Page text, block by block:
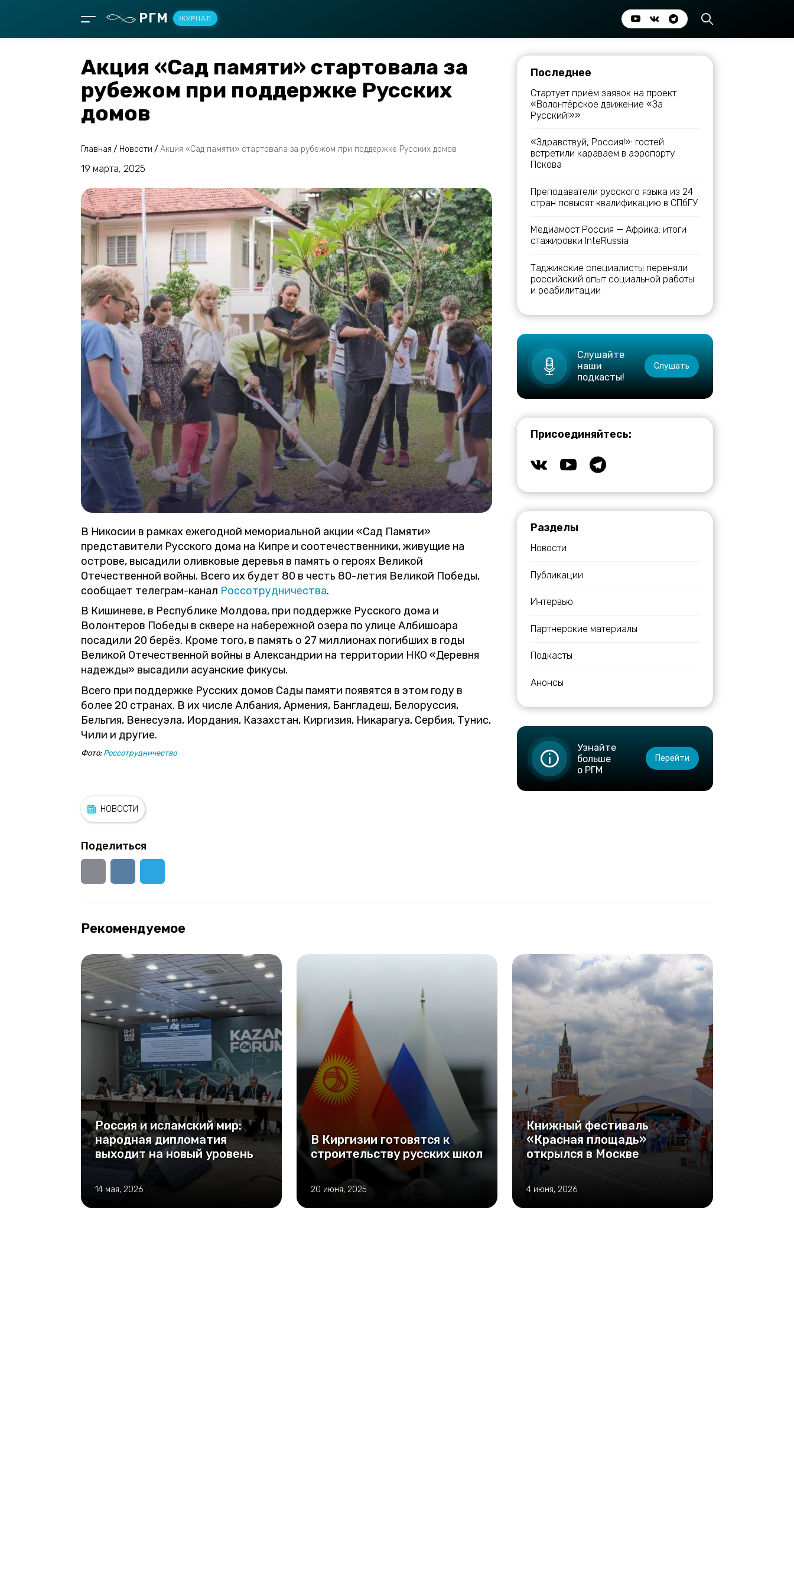
РГМ ЖУРНАЛ
Акция «Сад памяти» стартовала за
рубежом при поддержке Русских
домов
Главная / Новости / Акция «Сад памяти» стартовала за рубежом при поддержке Русских домов
19 марта, 2025
В Никосии в рамках ежегодной мемориальной акции «Сад Памяти»
представители Русского дома на Кипре и соотечественники, живущие на
острове, высадили оливковые деревья в память о героях Великой
Отечественной войны. Всего их будет 80 в честь 80-летия Великой Победы,
сообщает телеграм-канал Россотрудничества.
В Кишиневе, в Республике Молдова, при поддержке Русского дома и
Волонтеров Победы в сквере на набережной озера по улице Албишоара
посадили 20 берёз. Кроме того, в память о 27 миллионах погибших в годы
Великой Отечественной войны в Александрии на территории НКО «Деревня
надежды» высадили асуанские фикусы.
Всего при поддержке Русских домов Сады памяти появятся в этом году в
более 20 странах. В их числе Албания, Армения, Бангладеш, Белоруссия,
Бельгия, Венесуэла, Иордания, Казахстан, Киргизия, Никарагуа, Сербия, Тунис,
Чили и другие.
Фото: Россотрудничество
НОВОСТИ
Поделиться
Последнее
Стартует приём заявок на проект
«Волонтёрское движение «За
Русский!»»
«Здравствуй, Россия!»: гостей
встретили караваем в аэропорту
Пскова
Преподаватели русского языка из 24
стран повысят квалификацию в СПбГУ
Медиамост Россия — Африка: итоги
стажировки InteRussia
Таджикские специалисты переняли
российский опыт социальной работы
и реабилитации
Слушайте
наши
подкасты!
Слушать
Присоединяйтесь:
Разделы
Новости
Публикации
Интервью
Партнерские материалы
Подкасты
Анонсы
Узнайте
больше
о РГМ
Перейти
Рекомендуемое
Россия и исламский мир:
народная дипломатия
выходит на новый уровень
14 мая, 2026
В Киргизии готовятся к
строительству русских школ
20 июня, 2025
Книжный фестиваль
«Красная площадь»
открылся в Москве
4 июня, 2026